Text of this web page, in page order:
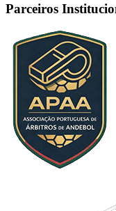
Parceiros